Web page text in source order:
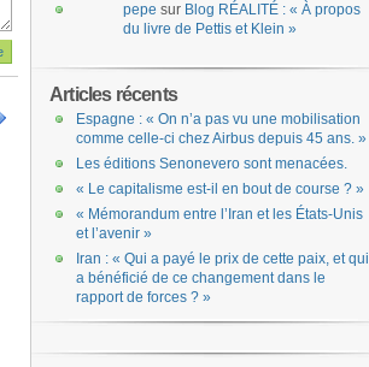
pepe sur Blog RÉALITÉ : « À propos
du livre de Pettis et Klein »
Articles récents
Espagne : « On n’a pas vu une mobilisation
comme celle-ci chez Airbus depuis 45 ans. »
Les éditions Senonevero sont menacées.
« Le capitalisme est-il en bout de course ? »
« Mémorandum entre l’Iran et les États-Unis
et l’avenir »
Iran : « Qui a payé le prix de cette paix, et qui
a bénéficié de ce changement dans le
rapport de forces ? »